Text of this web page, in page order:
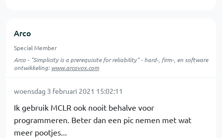
Arco
Special Member
Arco - "Simplicity is a prerequisite for reliability" - hard-, firm-, en software
ontwikkeling:www.arcovox.com
woensdag 3 februari 2021 15:02:11
Ik gebruik MCLR ook nooit behalve voor
programmeren. Beter dan een pic nemen met wat
meer pootjes...